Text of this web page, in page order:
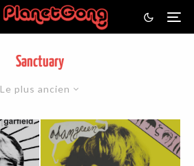
Sanctuary
Le plus ancien